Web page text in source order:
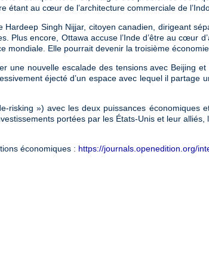
au cœur de l’architecture commerciale de
Singh Nijjar, citoyen canadien, dirigeant
Plus encore, Ottawa accuse l’Inde d’être au cœur
mondiale. Elle pourrait devenir la troisième
une nouvelle escalade des tensions avec Beijing
éjecté d’un espace avec lequel il
») avec les deux puissances économiques
portées par les États-Unis et leur
économiques : https://journals.openedition.org/